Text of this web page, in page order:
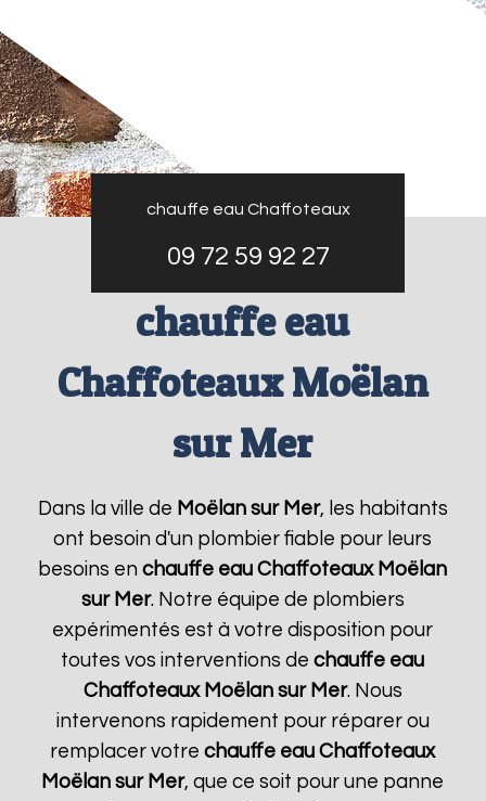
chauffe eau Chaffoteaux
09 72 59 92 27
chauffe eau
Chaffoteaux Moëlan
sur Mer
Dans la ville de Moëlan sur Mer, les habitants
ont besoin d'un plombier fiable pour leurs
besoins enchauffe eau Chaffoteaux Moëlan
sur Mer. Notre équipe de plombiers
expérimentés est à votre disposition pour
toutes vos interventions dechauffe eau
Chaffoteaux Moëlan sur Mer. Nous
intervenons rapidement pour réparer ou
remplacer votrechauffe eau Chaffoteaux
Moëlan sur Mer, que ce soit pour une panne